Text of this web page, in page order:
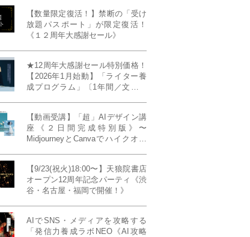
【数量限定復活！】禁断の「受け
放題パスポート」が限定復活！
《１２周年大感謝セール》
★12周年大感謝セール特別価格！
【2026年1月始動】「ライター養
成プログラム」〔1年間／文章講
ー”へ、全国どこからでも。〜《全
店舗リアルタイム参加OK／録画
視聴対応／限定4席》
【動画受講】「超」AIデザイン講
座《２日間完成特別版》〜
MidjourneyとCanvaでハイクオリ
【9/23(祝火)18:00〜】天狼院書店
オープン12周年記念パーティ《渋
谷・名古屋・福岡で開催！》
AIでSNS・メディアを攻略する
「発信力養成ラボNEO《AI攻略